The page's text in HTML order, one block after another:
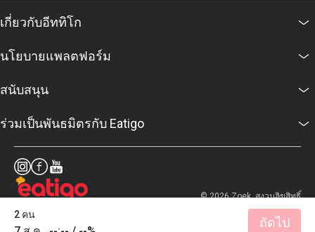
2 คน
ถัดไป
เกี่ยวกับอีททิโก
นโยบายแพลตฟอร์ม
สนับสนุน
ร่วมเป็นพันธมิตรกับ Eatigo
© 2026 Zoek. สงวนลิขสิทธิ์